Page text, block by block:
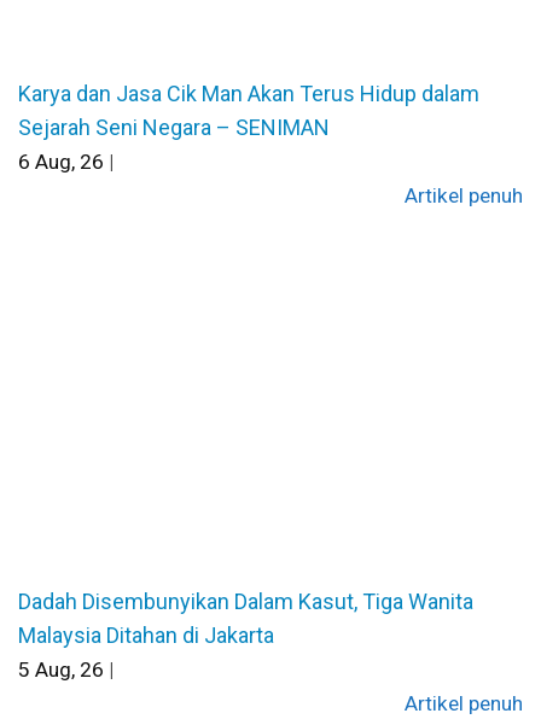
Karya dan Jasa Cik Man Akan Terus Hidup dalam
Sejarah Seni Negara – SENIMAN
6 Aug, 26 |
Artikel penuh
Dadah Disembunyikan Dalam Kasut, Tiga Wanita
Malaysia Ditahan di Jakarta
5 Aug, 26 |
Artikel penuh